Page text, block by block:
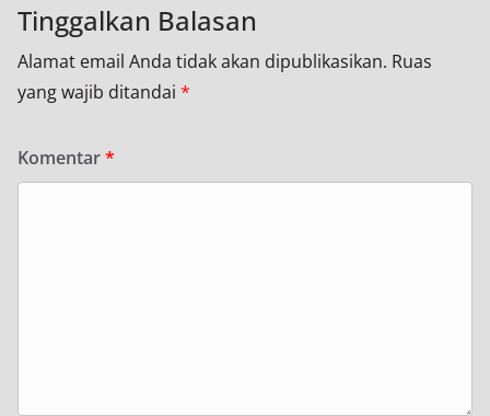
Tinggalkan Balasan
Alamat email Anda tidak akan dipublikasikan. Ruas
yang wajib ditandai *
Komentar*